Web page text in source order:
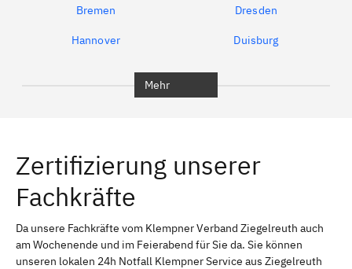
Bremen Dresden
Hannover Duisburg
Erlangen Bamberg
Bayreuth
Schweinfurt Passau
Mehr
Zertifizierung unserer
Fachkräfte
Da unsere Fachkräfte vom Klempner Verband Ziegelreuth auch
am Wochenende und im Feierabend für Sie da. Sie können
unseren lokalen 24h Notfall Klempner Service aus Ziegelreuth